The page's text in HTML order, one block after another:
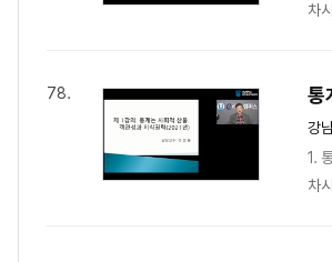
차
78. 통
강
1.
차